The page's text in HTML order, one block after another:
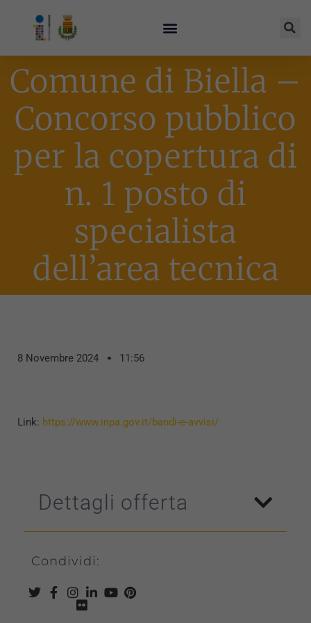
Comune di Biella –
Concorso pubblico
per la copertura di
n. 1 posto di
specialista
dell’area tecnica
8 Novembre 2024 11:56
Link: https://www.inpa.gov.it/bandi-e-avvisi/
Dettagli offerta
Condividi: